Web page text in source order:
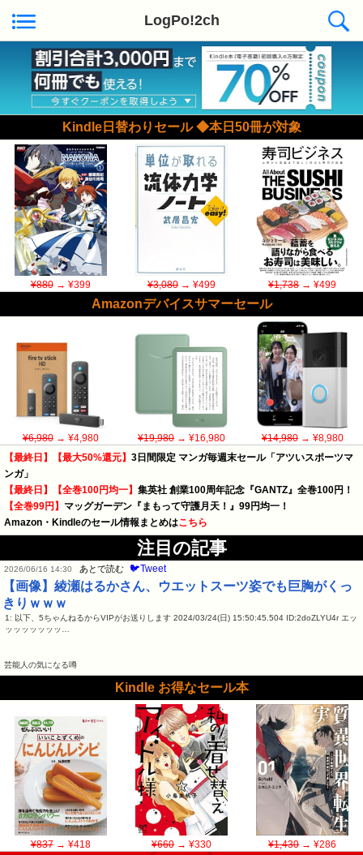
LogPo!2ch
Kindle日替わりセール ◆本日50冊が対象
¥880→ ¥399 ¥3,080→ ¥499 ¥1,738→ ¥499
Amazonデバイスサマーセール
¥6,980→ ¥4,980 ¥19,980→ ¥16,980 ¥14,980→ ¥8,980
【最終日】【最大50%還元】 3日間限定 マンガ毎週末セール「アツいスポーツマ
ンガ」
【最終日】【全巻100円均一】 集英社 創業100周年記念『GANTZ』全巻100円！
【全巻99円】 マッグガーデン『まもって守護月天！』99円均一！
Amazon・Kindleのセール情報まとめはこちら
注目の記事
2026/06/16 14:30 あとで読む 🐦Tweet
【画像】綾瀬はるかさん、ウエットスーツ姿でも巨胸がくっ
きりｗｗｗ
1: 以下、5ちゃんねるからVIPがお送りします 2024/03/24(日) 15:50:45.504 ID:2doZLYU4r エッ
ッッッッッッッ…
芸能人の気になる噂
Kindle お得なセール本
¥837→ ¥418 ¥660→ ¥330 ¥1,430→ ¥286